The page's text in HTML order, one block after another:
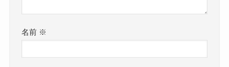
名前 ※